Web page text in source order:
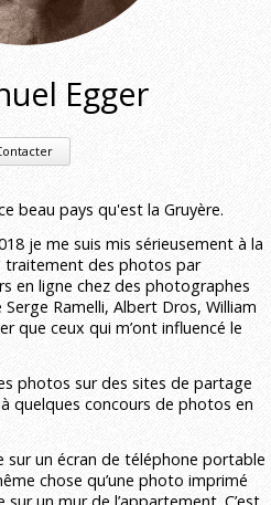
Egger
beau pays qu'est la Gruyère.
je me suis mis sérieusement à la
traitement des photos par
en ligne chez des photographes
Ramelli, Albert Dros, William
que ceux qui m’ont influencé le
photos sur des sites de partage
quelques concours de photos en
un écran de téléphone portable
chose qu’une photo imprimé